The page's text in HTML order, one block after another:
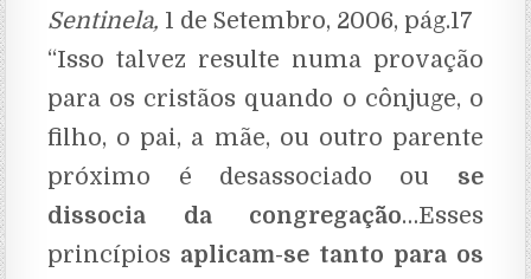
Sentinela, 1 de Setembro, 2006, pág.17
“Isso talvez resulte numa provação
para os cristãos quando o cônjuge, o
filho, o pai, a mãe, ou outro parente
próximo é desassociado ou se
dissocia da congregação…Esses
princípios aplicam-se tanto para os